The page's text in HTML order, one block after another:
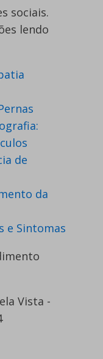
sociais.
lendo
de
da
e Sintomas
Vista -